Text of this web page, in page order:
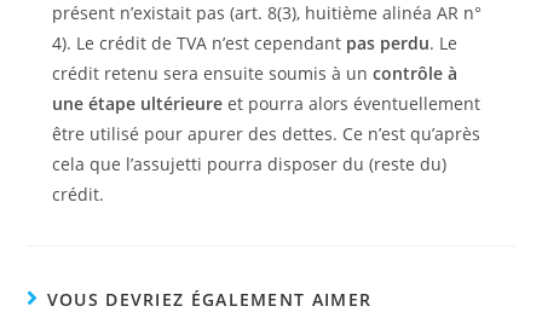
présent n’existait pas (art. 8(3), huitième alinéa AR n°
4). Le crédit de TVA n’est cependant pas perdu. Le
crédit retenu sera ensuite soumis à un contrôle à
une étape ultérieureet pourra alors éventuellement
être utilisé pour apurer des dettes. Ce n’est qu’après
cela que l’assujetti pourra disposer du (reste du)
crédit.
VOUS DEVRIEZ ÉGALEMENT AIMER